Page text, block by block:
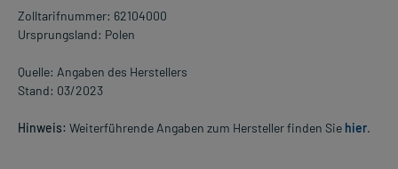
Zolltarifnummer: 62104000
Ursprungsland: Polen
Quelle: Angaben des Herstellers
Stand: 03/2023
Hinweis: Weiterführende Angaben zum Hersteller finden Sie hier.